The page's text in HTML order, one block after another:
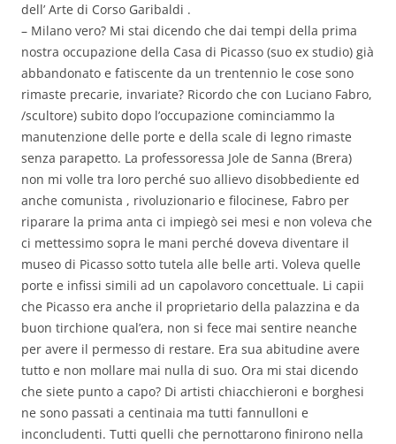
dell’ Arte di Corso Garibaldi .
– Milano vero? Mi stai dicendo che dai tempi della prima
nostra occupazione della Casa di Picasso (suo ex studio) già
abbandonato e fatiscente da un trentennio le cose sono
rimaste precarie, invariate? Ricordo che con Luciano Fabro,
/scultore) subito dopo l’occupazione cominciammo la
manutenzione delle porte e della scale di legno rimaste
senza parapetto. La professoressa Jole de Sanna (Brera)
non mi volle tra loro perché suo allievo disobbediente ed
anche comunista , rivoluzionario e filocinese, Fabro per
riparare la prima anta ci impiegò sei mesi e non voleva che
ci mettessimo sopra le mani perché doveva diventare il
museo di Picasso sotto tutela alle belle arti. Voleva quelle
porte e infissi simili ad un capolavoro concettuale. Li capii
che Picasso era anche il proprietario della palazzina e da
buon tirchione qual’era, non si fece mai sentire neanche
per avere il permesso di restare. Era sua abitudine avere
tutto e non mollare mai nulla di suo. Ora mi stai dicendo
che siete punto a capo? Di artisti chiacchieroni e borghesi
ne sono passati a centinaia ma tutti fannulloni e
inconcludenti. Tutti quelli che pernottarono finirono nella